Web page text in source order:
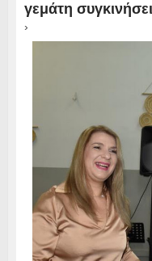
γεμάτη
›